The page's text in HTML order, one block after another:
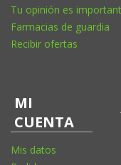
Tu opinión es
Farmacias de guardia
Recibir ofertas
MI
CUENTA
Mis datos